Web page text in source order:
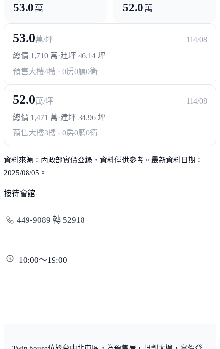
53.0 萬 52.0 萬
53.0萬/坪
114/08
總價 1,710 萬·建坪 46.14 坪
預售大樓4樓 · 0房0廳0衛
52.0萬/坪
114/08
總價 1,471 萬·建坪 34.96 坪
預售大樓3樓 · 0房0廳0衛
資料來源：內政部實價登錄，資料僅供參考。最新資料日期：
2025/08/05。
接待會館
449-9089 轉 52918
10:00～19:00